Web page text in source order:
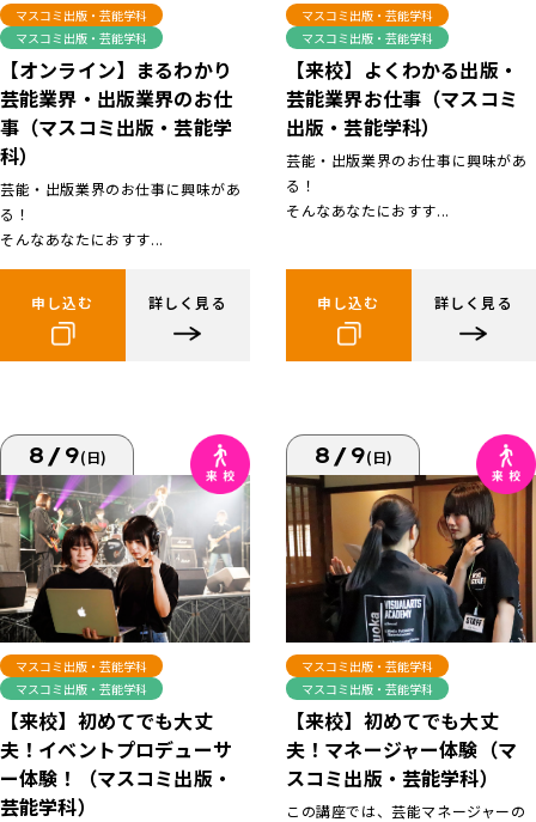
マスコミ出版・芸能学科
マスコミ出版・芸能学科
【オンライン】まるわかり
芸能業界・出版業界のお仕
事（マスコミ出版・芸能学
科）
芸能・出版業界のお仕事に興味があ
る！
そんなあなたにおすす...
申し込む 詳しく見る
マスコミ出版・芸能学科
マスコミ出版・芸能学科
【来校】よくわかる出版・
芸能業界お仕事（マスコミ
出版・芸能学科）
芸能・出版業界のお仕事に興味があ
る！
そんなあなたにおすす...
申し込む 詳しく見る
8/9(日)
マスコミ出版・芸能学科
マスコミ出版・芸能学科
【来校】初めてでも大丈
夫！イベントプロデューサ
ー体験！（マスコミ出版・
芸能学科）
8/9(日)
マスコミ出版・芸能学科
マスコミ出版・芸能学科
【来校】初めてでも大丈
夫！マネージャー体験（マ
スコミ出版・芸能学科）
この講座では、芸能マネージャーの